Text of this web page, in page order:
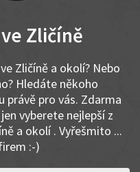
Zličíně
Zličíně a okolí? Nebo
Hledáte někoho
právě pro vás. Zdarma
vyberete nejlepší z
a okolí . Vyřešmito ...
:-)